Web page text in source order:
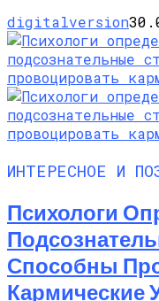
digitalversion
ИНТЕРЕСНОЕ И
Психологи
Способны
Кармические